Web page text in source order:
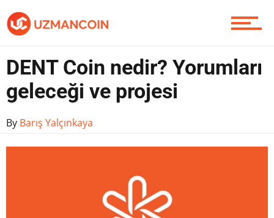
Soru Sor
Contact / İletişim
DENT Coin nedir? Yorumları
geleceği ve projesi
By Barış Yalçınkaya